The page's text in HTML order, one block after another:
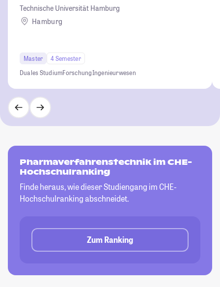
Technische Universität Hamburg
Hamburg
Master
4 Semester
Duales StudiumForschungIngenieurwesen
Pharmaverfahrenstechnik im CHE-
Hochschulranking
Finde heraus, wie dieser Studiengang im CHE-
Hochschulranking abschneidet.
Zum Ranking